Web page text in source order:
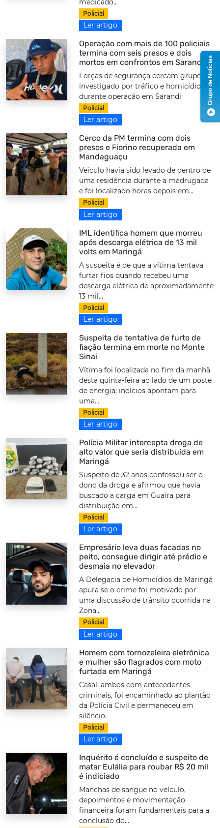
medicado...
Policial
Ler artigo
Operação com mais de 100 policiais
termina com seis presos e dois
mortos em confrontos em Sarandi
Forças de segurança cercam grupo
investigado por tráfico e homicídios
durante operação em Sarandi
Policial
Ler artigo
Cerco da PM termina com dois
presos e Fiorino recuperada em
Mandaguaçu
Veículo havia sido levado de dentro de
uma residência durante a madrugada
e foi localizado horas depois em...
Policial
Ler artigo
IML identifica homem que morreu
após descarga elétrica de 13 mil
volts em Maringá
A suspeita é de que a vítima tentava
furtar fios quando recebeu uma
descarga elétrica de aproximadamente
13 mil...
Policial
Ler artigo
Suspeita de tentativa de furto de
fiação termina em morte no Monte
Sinai
Vítima foi localizada no fim da manhã
desta quinta-feira ao lado de um poste
de energia; indícios apontam para
uma...
Policial
Ler artigo
Polícia Militar intercepta droga de
alto valor que seria distribuída em
Maringá
Suspeito de 32 anos confessou ser o
dono da droga e afirmou que havia
buscado a carga em Guaíra para
distribuição em...
Policial
Ler artigo
Empresário leva duas facadas no
peito, consegue dirigir até prédio e
desmaia no elevador
A Delegacia de Homicídios de Maringá
apura se o crime foi motivado por
uma discussão de trânsito ocorrida na
Zona...
Policial
Ler artigo
Homem com tornozeleira eletrônica
e mulher são flagrados com moto
furtada em Maringá
Casal, ambos com antecedentes
criminais, foi encaminhado ao plantão
da Polícia Civil e permaneceu em
silêncio.
Policial
Ler artigo
Inquérito é concluído e suspeito de
matar Eulália para roubar R$ 20 mil
é indiciado
Manchas de sangue no veículo,
depoimentos e movimentação
financeira foram fundamentais para a
conclusão do...
Grupo de Notícias